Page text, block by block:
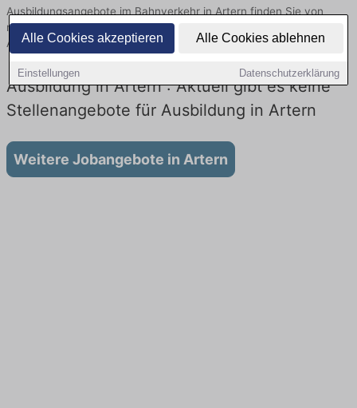
Alle Cookies akzeptieren Alle Cookies ablehnen
Einstellungen Datenschutzerklärung
Ausbildungsangebote im Bahnverkehr in Artern finden Sie von
namhaften Firmen. Entdecken Sie freie Optionen von Top-
Arbeitgebern und bewerben Sie sich noch heute.
Ausbildung in Artern : Aktuell gibt es keine
Stellenangebote für Ausbildung in Artern
Weitere Jobangebote in Artern